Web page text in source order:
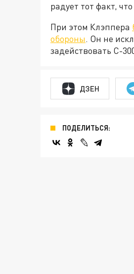
радует тот факт,
При этом Клэппера
обороны. Он не
задействовать С-
ДЗЕН
ПОДЕЛИТЬСЯ: